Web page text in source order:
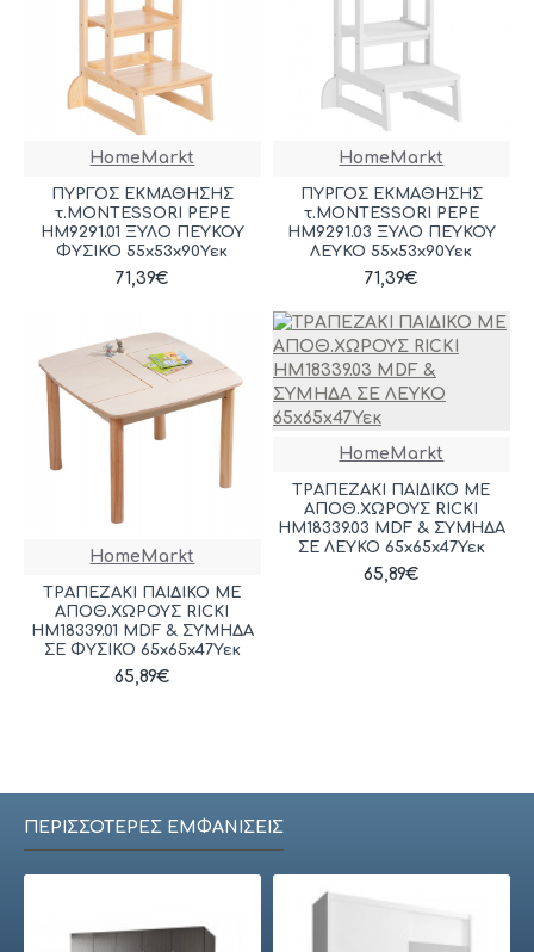
HomeMarkt
ΠΥΡΓΟΣ ΕΚΜΑΘΗΣΗΣ
τ.MONTESSORI PEPE
HM9291.01 ΞΥΛΟ ΠΕΥΚΟΥ
ΦΥΣΙΚΟ 55x53x90Υεκ
71,39€
HomeMarkt
ΠΥΡΓΟΣ ΕΚΜΑΘΗΣΗΣ
τ.MONTESSORI PEPE
HM9291.03 ΞΥΛΟ ΠΕΥΚΟΥ
ΛΕΥΚΟ 55x53x90Υεκ
71,39€
HomeMarkt
ΤΡΑΠΕΖΑΚΙ ΠΑΙΔΙΚΟ ΜΕ
ΑΠΟΘ.ΧΩΡΟΥΣ RICKI
HM18339.01 MDF & ΣΥΜΗΔΑ
ΣΕ ΦΥΣΙΚΟ 65x65x47Υεκ
65,89€
HomeMarkt
ΤΡΑΠΕΖΑΚΙ ΠΑΙΔΙΚΟ ΜΕ
ΑΠΟΘ.ΧΩΡΟΥΣ RICKI
HM18339.03 MDF & ΣΥΜΗΔΑ
ΣΕ ΛΕΥΚΟ 65x65x47Υεκ
65,89€
ΠΕΡΙΣΣΌΤΕΡΕΣ ΕΜΦΑΝΊΣΕΙΣ